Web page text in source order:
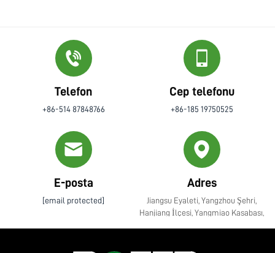
Telefon
+86-514 87848766
Cep telefonu
+86-185 19750525
E-posta
[email protected]
Adres
Jiangsu Eyaleti, Yangzhou Şehri,
Hanjiang İlçesi, Yangmiao Kasabası,